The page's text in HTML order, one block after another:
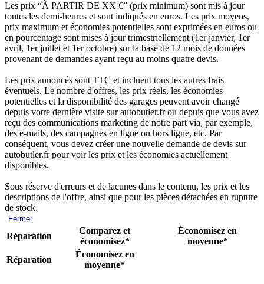
Les prix “À PARTIR DE XX €” (prix minimum) sont mis à jour
toutes les demi-heures et sont indiqués en euros. Les prix moyens,
prix maximum et économies potentielles sont exprimées en euros ou
en pourcentage sont mises à jour trimestriellement (1er janvier, 1er
avril, 1er juillet et 1er octobre) sur la base de 12 mois de données
provenant de demandes ayant reçu au moins quatre devis.
Les prix annoncés sont TTC et incluent tous les autres frais
éventuels. Le nombre d'offres, les prix réels, les économies
potentielles et la disponibilité des garages peuvent avoir changé
depuis votre dernière visite sur autobutler.fr ou depuis que vous avez
reçu des communications marketing de notre part via, par exemple,
des e-mails, des campagnes en ligne ou hors ligne, etc. Par
conséquent, vous devez créer une nouvelle demande de devis sur
autobutler.fr pour voir les prix et les économies actuellement
disponibles.
Sous réserve d'erreurs et de lacunes dans le contenu, les prix et les
descriptions de l'offre, ainsi que pour les pièces détachées en rupture
de stock.
Fermer
Réparation
Comparez et
économisez*
Économisez en
moyenne*
Réparation
Économisez en
moyenne*